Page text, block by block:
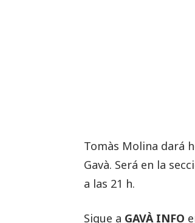
Tomàs Molina dará
Gavà. Será en la
a las 21 h.
Sigue a GAVÀ INFO